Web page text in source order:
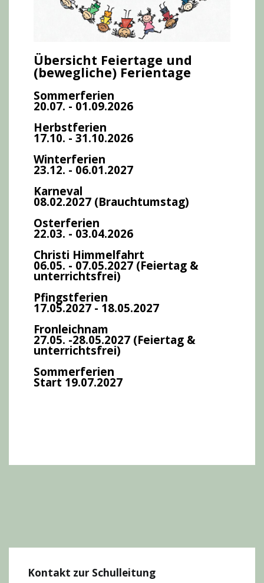
Übersicht Feiertage und
(bewegliche) Ferientage
Sommerferien
20.07. - 01.09.2026
Herbstferien
17.10. - 31.10.2026
Winterferien
23.12. - 06.01.2027
Karneval
08.02.2027 (Brauchtumstag)
Osterferien
22.03. - 03.04.2026
Christi Himmelfahrt
06.05. - 07.05.2027 (Feiertag &
unterrichtsfrei)
Pfingstferien
17.05.2027 - 18.05.2027
Fronleichnam
27.05. -28.05.2027 (Feiertag &
unterrichtsfrei)
Sommerferien
Start 19.07.2027
Kontakt zur Schulleitung